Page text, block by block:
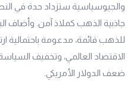
والجيوسياسية ستزداد حدة في
جاذبية الذهب كملاذ آمن. وأضاف
للذهب قائمة، مدعومة باحتمالية
الاقتصاد العالمي، وتخفيف السياسة
ضعف الدولار الأمريكي.